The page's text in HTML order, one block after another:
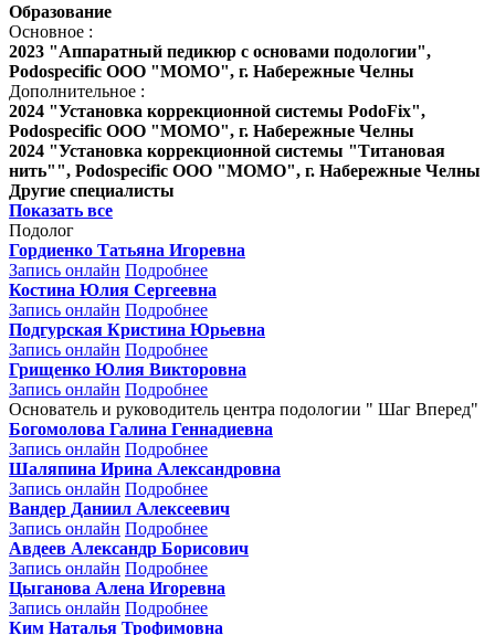
Образование
Основное :
2023 "Аппаратный педикюр с основами подологии",
Podospecific ООО "МОМО", г. Набережные Челны
Дополнительное :
2024 "Установка коррекционной системы PodoFix",
Podospecific ООО "МОМО", г. Набережные Челны
2024 "Установка коррекционной системы "Титановая
нить"", Podospecific ООО "МОМО", г. Набережные Челны
Другие специалисты
Показать все
Подолог
Гордиенко Татьяна Игоревна
Запись онлайн Подробнее
Костина Юлия Сергеевна
Запись онлайн Подробнее
Подгурская Кристина Юрьевна
Запись онлайн Подробнее
Грищенко Юлия Викторовна
Запись онлайн Подробнее
Основатель и руководитель центра подологии " Шаг Вперед"
Богомолова Галина Геннадиевна
Запись онлайн Подробнее
Шаляпина Ирина Александровна
Запись онлайн Подробнее
Вандер Даниил Алексеевич
Запись онлайн Подробнее
Авдеев Александр Борисович
Запись онлайн Подробнее
Цыганова Алена Игоревна
Запись онлайн Подробнее
Ким Наталья Трофимовна